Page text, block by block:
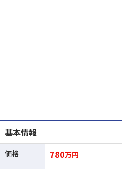
基本情報
価格 780万円